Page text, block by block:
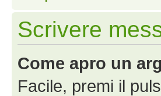
Scrivere
Come apro un
Facile, premi il